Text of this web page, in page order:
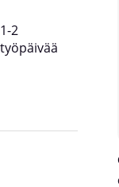
1-2
työpäivää